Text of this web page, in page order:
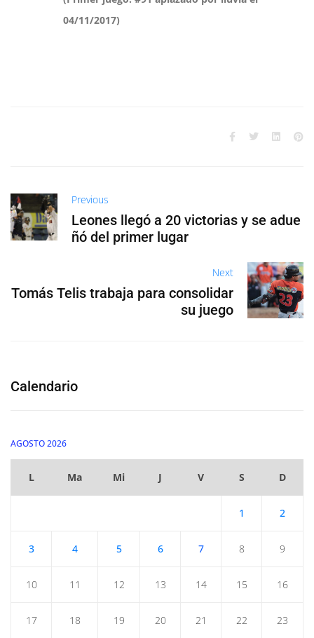
04/11/2017)
Previous
Leones llegó a 20 victorias y se adue
ñó del primer lugar
Next
Tomás Telis trabaja para consolidar
su juego
Calendario
AGOSTO 2026
L Ma Mi J V S D
1 2
3 4 5 6 7 8 9
10 11 12 13 14 15 16
17 18 19 20 21 22 23